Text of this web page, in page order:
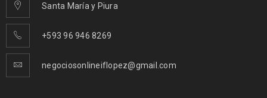
Santa María y Piura
+593 96 946 8269
negociosonlineiflopez@gmail.com